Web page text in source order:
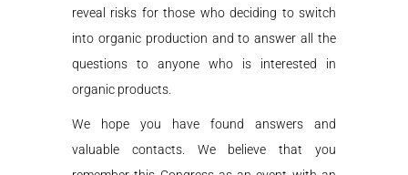
reveal risks for those who deciding to switch
into organic production and to answer all the
questions to anyone who is interested in
organic products.
We hope you have found answers and
valuable contacts. We believe that you